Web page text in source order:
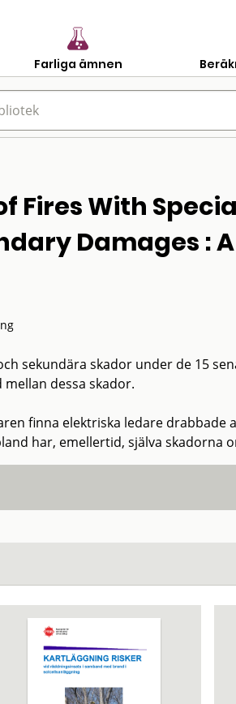
Farliga ämnen
Fires With
Damages :
sekundära skador under de 15
dessa skador.
finna elektriska ledare drabbade
har, emellertid, själva skadorna